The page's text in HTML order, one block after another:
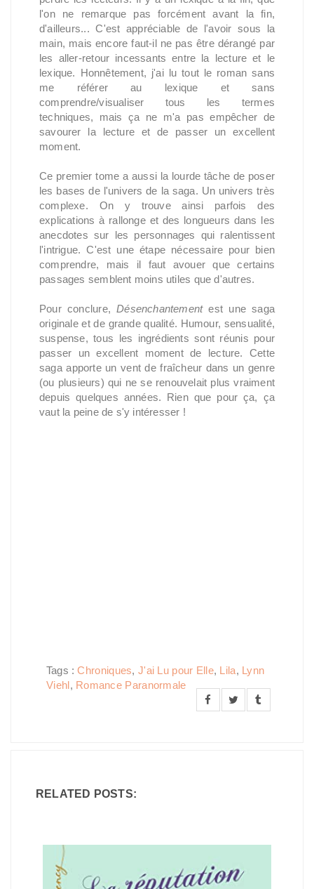
l'on ne remarque pas forcément avant la fin,
d'ailleurs... C'est appréciable de l'avoir sous la
main, mais encore faut-il ne pas être dérangé par
les aller-retour incessants entre la lecture et le
lexique. Honnêtement, j'ai lu tout le roman sans
me référer au lexique et sans
comprendre/visualiser tous les termes
techniques, mais ça ne m'a pas empêcher de
savourer la lecture et de passer un excellent
moment.
Ce premier tome a aussi la lourde tâche de poser
les bases de l'univers de la saga. Un univers très
complexe. On y trouve ainsi parfois des
explications à rallonge et des longueurs dans les
anecdotes sur les personnages qui ralentissent
l'intrigue. C'est une étape nécessaire pour bien
comprendre, mais il faut avouer que certains
passages semblent moins utiles que d'autres.
Pour conclure,Désenchantementest une saga
originale et de grande qualité. Humour, sensualité,
suspense, tous les ingrédients sont réunis pour
passer un excellent moment de lecture. Cette
saga apporte un vent de fraîcheur dans un genre
(ou plusieurs) qui ne se renouvelait plus vraiment
depuis quelques années. Rien que pour ça, ça
vaut la peine de s'y intéresser !
Tags :Chroniques, J'ai Lu pour Elle, Lila, Lynn
Viehl, Romance Paranormale
RELATED POSTS: